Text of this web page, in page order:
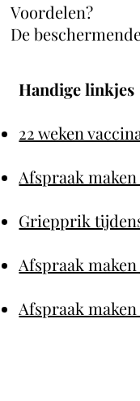
Voordelen?
De
Handige linkjes
22 weken
Afspraak
Griepprik
Afspraak
Afspraak